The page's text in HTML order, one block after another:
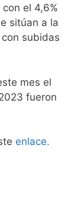
el 4,6%
sitúan a la
subidas
mes el
fueron
enlace.